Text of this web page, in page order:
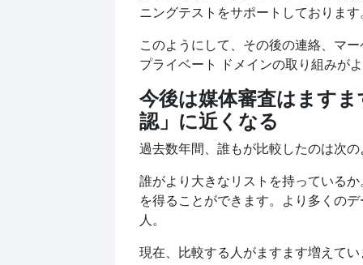
ニングテストをサポートしております
このようにして、その後の連絡、マ
プライベート ドメインの取り組みが
今後は媒体審査はますま
認」に近くなる
過去数年間、誰もが比較したのは次
誰がより大きなリストを持っている
を得ることができます。より多くの
人。
現在、比較する人がますます増えてい